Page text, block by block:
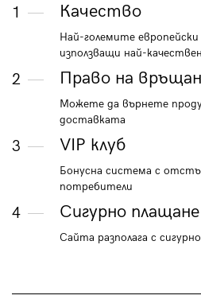
1 Качество
Най-големите
използващи най-
2 Право на
Можете да върнете
доставката
3 VIP клуб
Бонусна система с
потребители
4 Сигурно плащане
Сайта разполага с